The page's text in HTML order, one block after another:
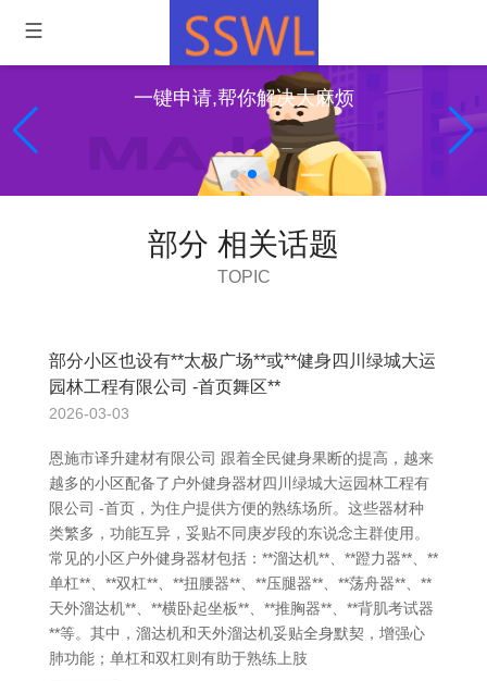
一键申请,帮你解决大麻烦
部分 相关话题
TOPIC
部分小区也设有**太极广场**或**健身四川绿城大运
园林工程有限公司 -首页舞区**
2026-03-03
恩施市译升建材有限公司 跟着全民健身果断的提高，越来
越多的小区配备了户外健身器材四川绿城大运园林工程有
限公司 -首页，为住户提供方便的熟练场所。这些器材种
类繁多，功能互异，妥贴不同庚岁段的东说念主群使用。
常见的小区户外健身器材包括：**溜达机**、**蹬力器**、**
单杠**、**双杠**、**扭腰器**、**压腿器**、**荡舟器**、**
天外溜达机**、**横卧起坐板**、**推胸器**、**背肌考试器
**等。其中，溜达机和天外溜达机妥贴全身默契，增强心
肺功能；单杠和双杠则有助于熟练上肢